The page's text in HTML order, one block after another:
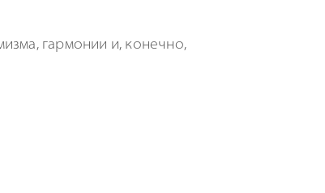
гармонии и, конечно,